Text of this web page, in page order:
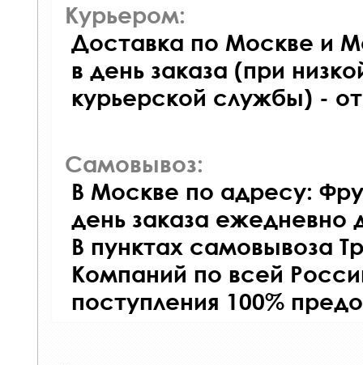
Курьером:
Доставка по Москве и
в день заказа (при
курьерской службы) -
Самовывоз:
В Москве по адресу:
день заказа ежедневно
В пунктах самовывоза
Компаний по всей
поступления 100%